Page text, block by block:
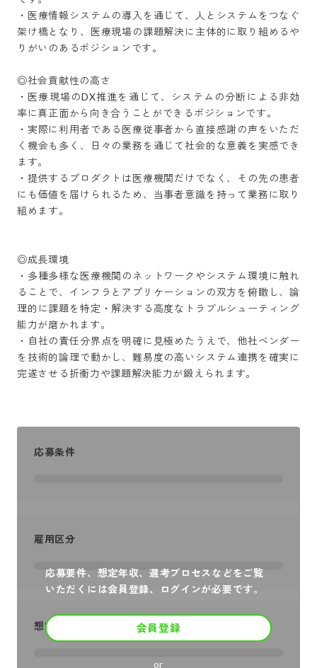
・医療情報システムの導入を通じて、人とシステムをつなぐ
架け橋となり、医療現場の課題解決に主体的に取り組めるや
りがいのあるポジションです。
◎社会貢献性の高さ
・医療現場のDX推進を通じて、システムの分断による非効
率に真正面から向き合うことができるポジションです。
・実際に利用者である医療従事者から直接感謝の声をいただ
く機会も多く、日々の業務を通じて社会的な意義を実感でき
ます。
・提供するプロダクトは医療機関だけでなく、その先の患者
にも価値を届けられるため、当事者意識を持って業務に取り
組めます。
◎成長環境
・多種多様な医療機関のネットワークやシステム環境に触れ
ることで、インフラとアプリケーションの双方を俯瞰し、論
理的に課題を特定・解決する高度なトラブルシューティング
能力が磨かれます。
・自社の責任分界点を明確に見極めたうえで、他社ベンダー
を技術的論理で動かし、難易度の高いシステム連携を確実に
完遂させる折衝力や課題解決能力が鍛えられます。
応募要件、想定年収、選考プロセスなどをご覧
いただくには会員登録、ログインが必要です。
会員登録
or
応募条件
雇用区分
想定年収